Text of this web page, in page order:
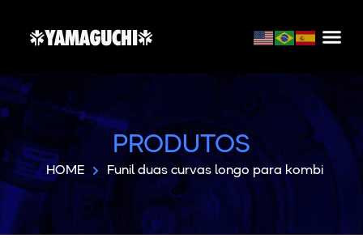
PRODUTOS
HOME Funil duas curvas longo para kombi